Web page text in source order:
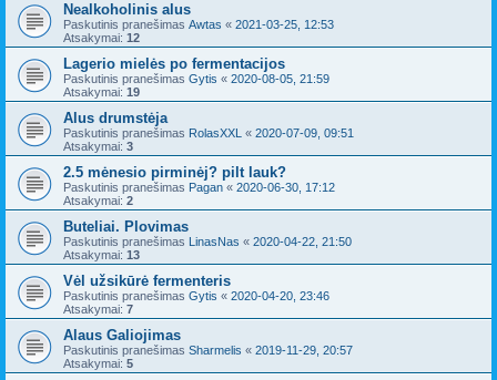
Nealkoholinis alus
Paskutinis pranešimas Awtas « 2021-03-25, 12:53
Atsakymai: 12
Lagerio mielės po fermentacijos
Paskutinis pranešimas Gytis « 2020-08-05, 21:59
Atsakymai: 19
Alus drumstėja
Paskutinis pranešimas RolasXXL « 2020-07-09, 09:51
Atsakymai: 3
2.5 mėnesio pirminėj? pilt lauk?
Paskutinis pranešimas Pagan « 2020-06-30, 17:12
Atsakymai: 2
Buteliai. Plovimas
Paskutinis pranešimas LinasNas « 2020-04-22, 21:50
Atsakymai: 13
Vėl užsikūrė fermenteris
Paskutinis pranešimas Gytis « 2020-04-20, 23:46
Atsakymai: 7
Alaus Galiojimas
Paskutinis pranešimas Sharmelis « 2019-11-29, 20:57
Atsakymai: 5